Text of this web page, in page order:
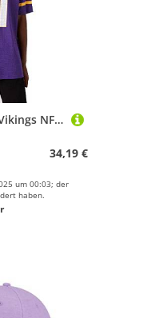
New Era Minnesota Vikings NFL Logo Oversized T-Shirt - XL
34,19 €
um 00:03; der
haben.